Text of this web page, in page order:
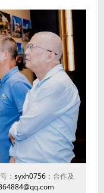
： syxh0756；合作及